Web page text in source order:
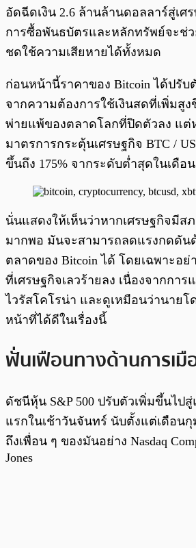
อัดฉีดเงิน 2.6 ล้านล้านดอลลาร์สู่เศ
การซื้อพันธบัตรและหลักทรัพย์จะช่
ชดใช้ความเสียหายได้ทั้งหมด
ก่อนหน้านี้ราคาของ Bitcoin ได้ปรับ
จากความต้องการใช้เงินสดที่เพิ่มสู
พ่ายแพ้ของตลาดโลกที่ปิดตัวลง แต่
มาตรการกระตุ้นเศรษฐกิจ BTC /
ขึ้นถึง 175% จากระดับต่ำสุดในเดือ
นั่นแสดงให้เห็นว่าหากเศรษฐกิจมีส
มากพอ มันจะสามารถลดแรงกดดัน
ตลาดของ Bitcoin ได้ โดยเฉพาะอย่
ที่เศรษฐกิจเลวร้ายลง เนื่องจากการ
ไวรัสโคโรน่า และดูเหมือนว่านาย
หน้าที่ได้ดีในเรื่องนี้
ฟั่นเฟือนทางด้านการเมื
ดัชนีหุ้น S&P 500 ปรับตัวเพิ่มขึ้นไป
แรกในเช้าวันจันทร์ นับตั้งแต่เดือนกุ
ถึงเพื่อน ๆ ของมันอย่าง Nasdaq
Jones